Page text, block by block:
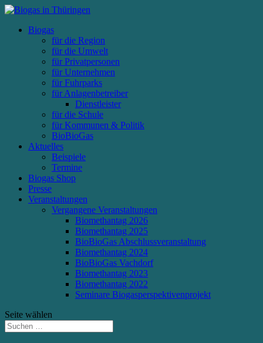
Biogas
für die Region
für die Umwelt
für Privatpersonen
für Unternehmen
für Fuhrparks
für Anlagenbetreiber
Dienstleister
für die Schule
für Kommunen & Politik
BioBioGas
Aktuelles
Beispiele
Termine
Biogas Shop
Presse
Veranstaltungen
Vergangene Veranstaltungen
Biomethantag 2026
Biomethantag 2025
BioBioGas Abschlussveranstaltung
Biomethantag 2024
BioBioGas Vachdorf
Biomethantag 2023
Biomethantag 2022
Seminare Biogasperspektivenprojekt
Seite wählen